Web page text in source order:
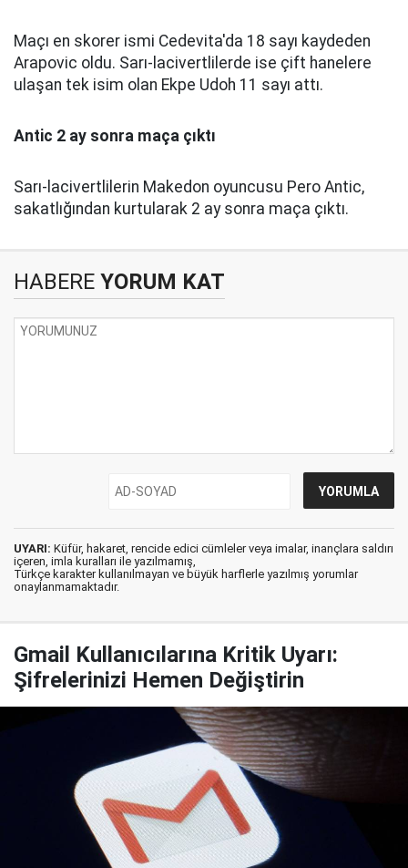
Maçı en skorer ismi Cedevita'da 18 sayı kaydeden
Arapovic oldu. Sarı-lacivertlilerde ise çift hanelere
ulaşan tek isim olan Ekpe Udoh 11 sayı attı.
Antic 2 ay sonra maça çıktı
Sarı-lacivertlilerin Makedon oyuncusu Pero Antic,
sakatlığından kurtularak 2 ay sonra maça çıktı.
HABERE YORUM KAT
UYARI: Küfür, hakaret, rencide edici cümleler veya imalar, inançlara saldırı
içeren, imla kuralları ile yazılmamış,
Türkçe karakter kullanılmayan ve büyük harflerle yazılmış yorumlar
onaylanmamaktadır.
Gmail Kullanıcılarına Kritik Uyarı:
Şifrelerinizi Hemen Değiştirin